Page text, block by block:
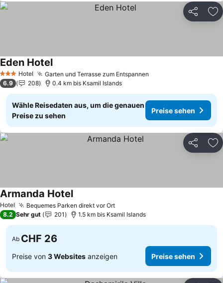
Teilen
3 SterneHotel Garten und Terrasse zum Entspannen
Eden Hotel
6.9 208 0.4 km bis Ksamil Islands
Wähle Reisedaten aus, um die genauen
Preise zu sehen
Preise sehen
Teilen
Hotel Bequemes Parken direkt vor Ort
Armanda Hotel
8.2 Sehr gut 201 1.5 km bis Ksamil Islands
Ab CHF 26
Preise von 3 Websites anzeigen Preise sehen